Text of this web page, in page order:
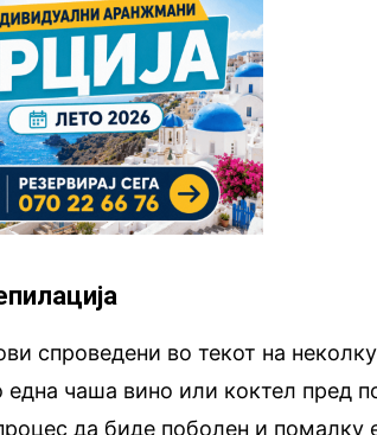
спроведени во текот на
чаша вино или коктел пред
да биде поболен и помалку